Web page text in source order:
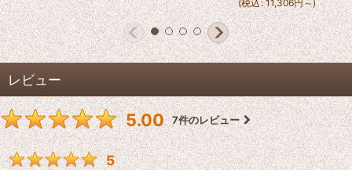
(税込: 11,306円～)
レビュー
5.00 7件のレビュー
5